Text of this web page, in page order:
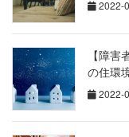
2022-
【障
の住環
2022-